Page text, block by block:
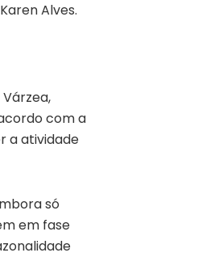
Alves.
com a
a atividade
só
em fase